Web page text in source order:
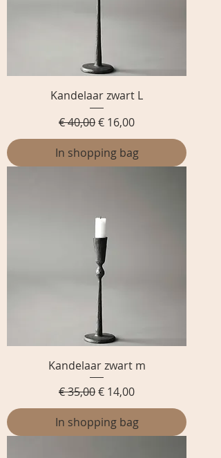
Kandelaar zwart L
Normale prijs
€ 40,00Verkoopprijs
€ 16,00
In shopping bag
Kandelaar zwart m
Normale prijs
€ 35,00Verkoopprijs
€ 14,00
In shopping bag